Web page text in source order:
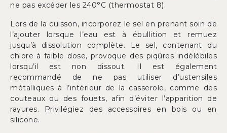
ne pas excéder les 240°C (thermostat 8).
Lors de la cuisson, incorporez le sel en prenant soin de
l’ajouter lorsque l’eau est à ébullition et remuez
jusqu’à dissolution complète. Le sel, contenant du
chlore à faible dose, provoque des piqûres indélébiles
lorsqu’il est non dissout. Il est également
recommandé de ne pas utiliser d’ustensiles
métalliques à l’intérieur de la casserole, comme des
couteaux ou des fouets, afin d’éviter l’apparition de
rayures. Privilégiez des accessoires en bois ou en
silicone.